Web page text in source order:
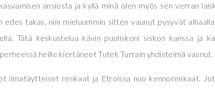
ansiosta ja kyllä minä olen myös sen verran
edes takas, niin mieluummin sitten vaunut pysyvät
Tätä keskustelua kävin puoliskoni siskon kanssa ja
heille kiertäneet Tutek Turrain yhdistelmä vaunut.
ilmatäytteiset renkaat ja Etroissa nuo kennorenkaat.